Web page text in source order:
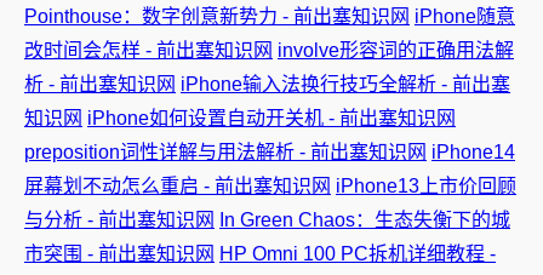
Pointhouse：数字创意新势力 - 前出塞知识网 iPhone随意
改时间会怎样 - 前出塞知识网 involve形容词的正确用法解
析 - 前出塞知识网 iPhone输入法换行技巧全解析 - 前出塞
知识网 iPhone如何设置自动开关机 - 前出塞知识网
preposition词性详解与用法解析 - 前出塞知识网 iPhone14
屏幕划不动怎么重启 - 前出塞知识网 iPhone13上市价回顾
与分析 - 前出塞知识网
In Green Chaos：生态失衡下的城
市突围 - 前出塞知识网 HP Omni 100 PC拆机详细教程 -